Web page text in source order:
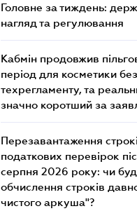
Головне за тиждень:
нагляд та регулювання
Кабмін продовжив
період для косметики без
техрегламенту, та
значно коротший за
Перезавантаження
податкових перевірок
серпня 2026 року: чи
обчислення строків
чистого аркуша"?